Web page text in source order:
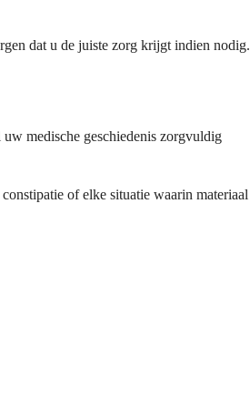
dat u de juiste zorg krijgt indien nodig.
medische geschiedenis zorgvuldig
of elke situatie waarin materiaal